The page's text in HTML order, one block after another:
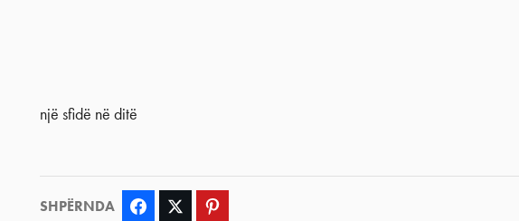
një sfidë në ditë
SHPËRNDA Facebook Twitter